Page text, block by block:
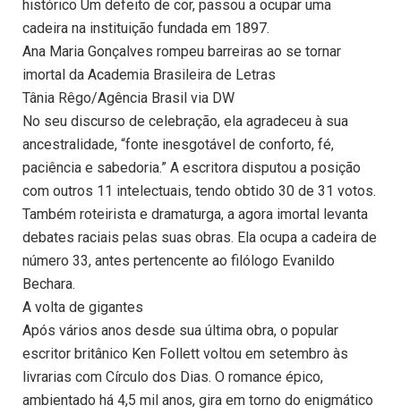
histórico Um defeito de cor, passou a ocupar uma
cadeira na instituição fundada em 1897.
Ana Maria Gonçalves rompeu barreiras ao se tornar
imortal da Academia Brasileira de Letras
Tânia Rêgo/Agência Brasil via DW
No seu discurso de celebração, ela agradeceu à sua
ancestralidade, “fonte inesgotável de conforto, fé,
paciência e sabedoria.” A escritora disputou a posição
com outros 11 intelectuais, tendo obtido 30 de 31 votos.
Também roteirista e dramaturga, a agora imortal levanta
debates raciais pelas suas obras. Ela ocupa a cadeira de
número 33, antes pertencente ao filólogo Evanildo
Bechara.
A volta de gigantes
Após vários anos desde sua última obra, o popular
escritor britânico Ken Follett voltou em setembro às
livrarias com Círculo dos Dias. O romance épico,
ambientado há 4,5 mil anos, gira em torno do enigmático